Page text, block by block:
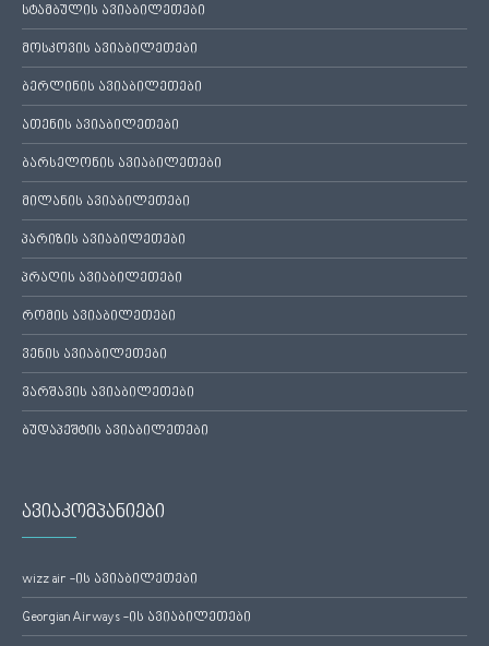
სტამბულის ავიაბილეთები
მოსკოვის ავიაბილეთები
ბერლინის ავიაბილეთები
ათენის ავიაბილეთები
ბარსელონის ავიაბილეთები
მილანის ავიაბილეთები
პარიზის ავიაბილეთები
პრაღის ავიაბილეთები
რომის ავიაბილეთები
ვენის ავიაბილეთები
ვარშავის ავიაბილეთები
ბუდაპეშტის ავიაბილეთები
ავიაკომპანიები
wizz air -ის ავიაბილეთები
Georgian Airways -ის ავიაბილეთები